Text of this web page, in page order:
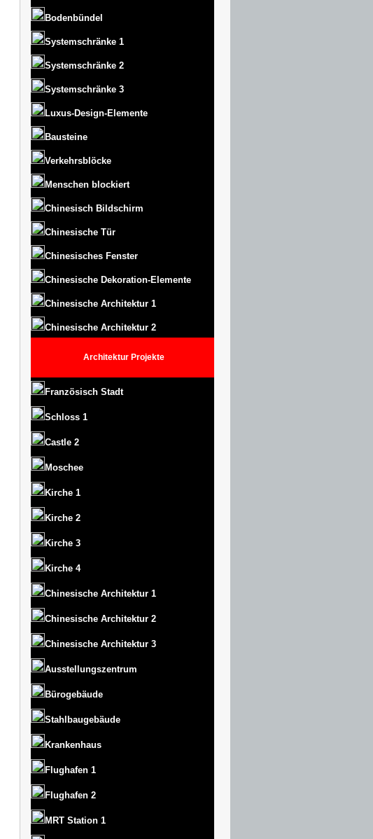
Bodenbündel
Systemschränke 1
Systemschränke 2
Systemschränke 3
Luxus-Design-Elemente
Bausteine
Verkehrsblöcke
Menschen blockiert
Chinesisch Bildschirm
Chinesische Tür
Chinesisches Fenster
Chinesische Dekoration-Elemente
Chinesische Architektur 1
Chinesische Architektur 2
Architektur Projekte
Französisch Stadt
Schloss 1
Castle 2
Moschee
Kirche 1
Kirche 2
Kirche 3
Kirche 4
Chinesische Architektur 1
Chinesische Architektur 2
Chinesische Architektur 3
Ausstellungszentrum
Bürogebäude
Stahlbaugebäude
Krankenhaus
Flughafen 1
Flughafen 2
MRT Station 1